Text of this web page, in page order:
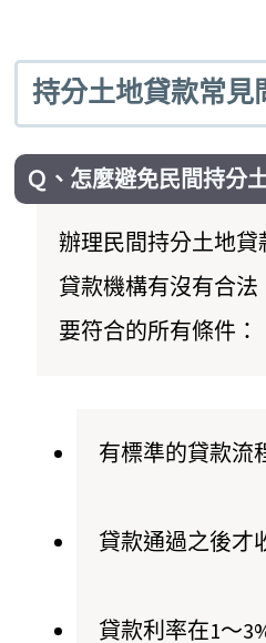
持分土地貸款常見
Ｑ、怎麼避免民間持分
辦理民間持分土地
貸款機構有沒有合
要符合的所有條件：
有標準的貸款流
貸款通過之後才
貸款利率在1～